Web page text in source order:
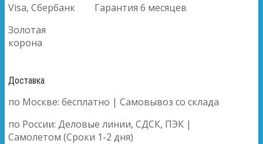
Visa, Сбербанк
Золотая
корона
Гарантия 6 месяцев
Доставка
по Москве: бесплатно | Самовывоз со склада
по России: Деловые линии, СДСК, ПЭК |
Самолетом (Сроки 1-2 дня)